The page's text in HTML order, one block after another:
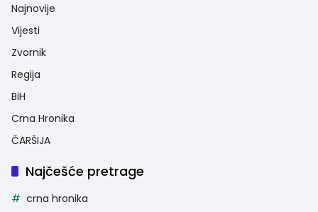
Najnovije
Vijesti
Zvornik
Regija
BiH
Crna Hronika
ČARŠIJA
Najčešće pretrage
crna hronika